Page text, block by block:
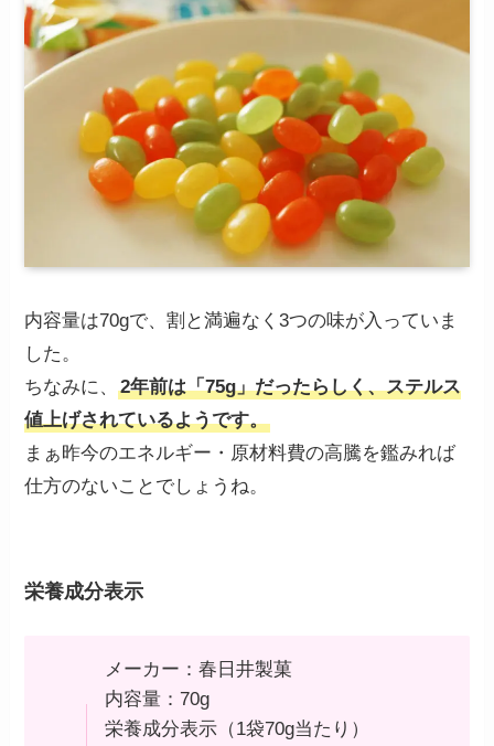
内容量は70gで、割と満遍なく3つの味が入っていま
した。
ちなみに、2年前は「75g」だったらしく、ステルス
値上げされているようです。
まぁ昨今のエネルギー・原材料費の高騰を鑑みれば
仕方のないことでしょうね。
栄養成分表示
メーカー：春日井製菓
内容量：70g
栄養成分表示（1袋70g当たり）